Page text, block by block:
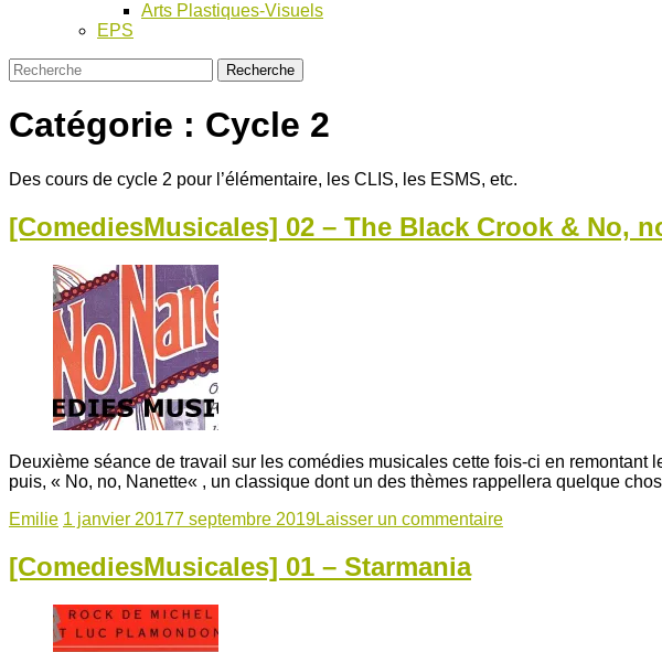
Arts Plastiques-Visuels
EPS
Catégorie : Cycle 2
Des cours de cycle 2 pour l’élémentaire, les CLIS, les ESMS, etc.
[ComediesMusicales] 02 – The Black Crook & No,
Deuxième séance de travail sur les comédies musicales cette fois-ci en
puis, « No, no, Nanette« , un classique dont un des thèmes rappellera quelque
Emilie 1 janvier 20177 septembre 2019Laisser un commentaire
[ComediesMusicales] 01 – Starmania